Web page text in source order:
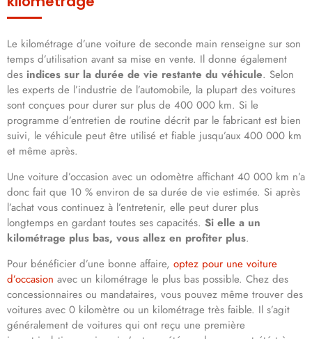
Le kilométrage d’une voiture de seconde main renseigne sur son
temps d’utilisation avant sa mise en vente. Il donne également
des indices sur la durée de vie restante du véhicule. Selon
les experts de l’industrie de l’automobile, la plupart des voitures
sont conçues pour durer sur plus de 400 000 km. Si le
programme d’entretien de routine décrit par le fabricant est bien
suivi, le véhicule peut être utilisé et fiable jusqu’aux 400 000 km
et même après.
Une voiture d’occasion avec un odomètre affichant 40 000 km n’a
donc fait que 10 % environ de sa durée de vie estimée. Si après
l’achat vous continuez à l’entretenir, elle peut durer plus
longtemps en gardant toutes ses capacités. Si elle a un
kilométrage plus bas, vous allez en profiter plus.
Pour bénéficier d’une bonne affaire, optez pour une voiture
d’occasion avec un kilométrage le plus bas possible. Chez des
concessionnaires ou mandataires, vous pouvez même trouver des
voitures avec 0 kilomètre ou un kilométrage très faible. Il s’agit
généralement de voitures qui ont reçu une première